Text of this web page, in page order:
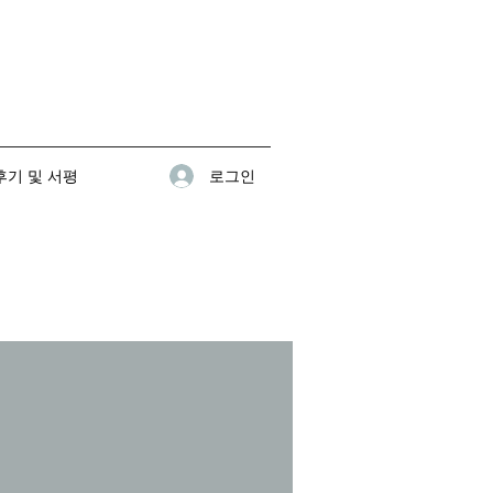
기 및 서평 로그인